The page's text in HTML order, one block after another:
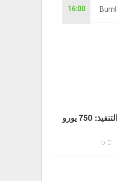
?منحة السفر الجديدة تدخل حيز التنفيذ: 750 يورو